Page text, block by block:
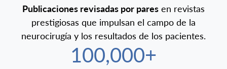
Publicaciones revisadas por pares en revistas
prestigiosas que impulsan el campo de la
neurocirugía y los resultados de los pacientes.
100,000+